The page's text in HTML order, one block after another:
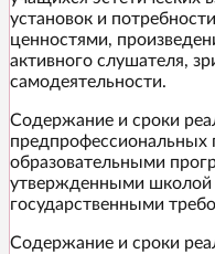
установок и
ценностями,
активного слушателя,
самодеятельности.
Содержание и сроки
предпрофессиональных
образовательными
утвержденными школой
государственными
Содержание и сроки